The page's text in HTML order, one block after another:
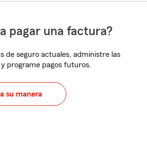
pagar una factura?
de seguro actuales, administre las
programe pagos futuros.
su manera